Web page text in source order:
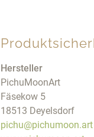
Hersteller
PichuMoonArt
Fäsekow 5
18513 Deyelsdorf
pichu@pichumoon.art